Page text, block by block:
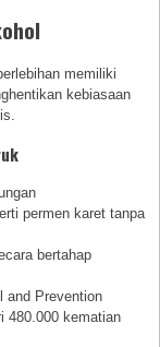
memiliki
kebiasaan
permen karet tanpa
bertahap
and Prevention
480.000 kematian